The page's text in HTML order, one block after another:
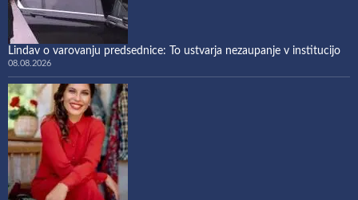
Lindav o varovanju predsednice: To ustvarja nezaupanje v institucijo
08.08.2026